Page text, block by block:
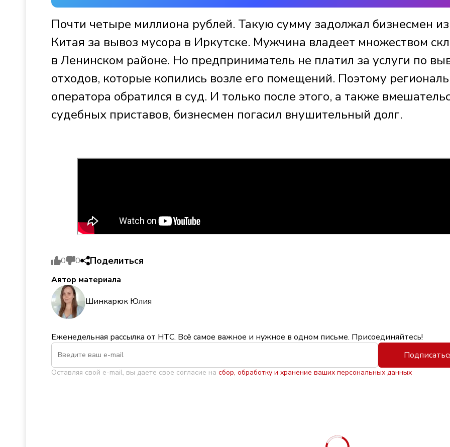
Почти четыре миллиона рублей. Такую сумму задолжал бизнесмен из
Китая за вывоз мусора в Иркутске. Мужчина владеет множеством
в Ленинском районе. Но предприниматель не платил за услуги по
отходов, которые копились возле его помещений. Поэтому
оператора обратился в суд. И только после этого, а также
судебных приставов, бизнесмен погасил внушительный долг.
0 0 Поделиться
Автор материала
Шинкарюк Юлия
Еженедельная рассылка от НТС. Всё самое важное и нужное в одном письме. Присоединяйтесь!
Оставляя свой e-mail, вы даете свое согласие на сбор, обработку и хранение ваших персональных данных